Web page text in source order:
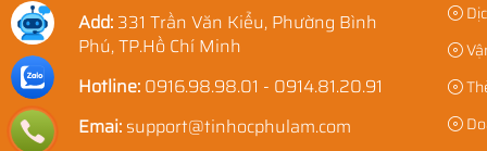
Add: 331 Trần Văn Kiểu, Phường Bình
Phú, TP.Hồ Chí Minh
Hotline: 0916.98.98.01 - 0914.81.20.91
Emai: support@tinhocphulam.com